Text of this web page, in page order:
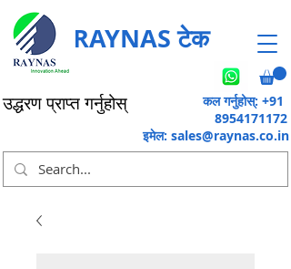
उद्धरण प्राप्त गर्नुहोस्
RAYNAS टेक
कल गर्नुहोस्: +91
8954171172
इमेल: sales@raynas.co.in